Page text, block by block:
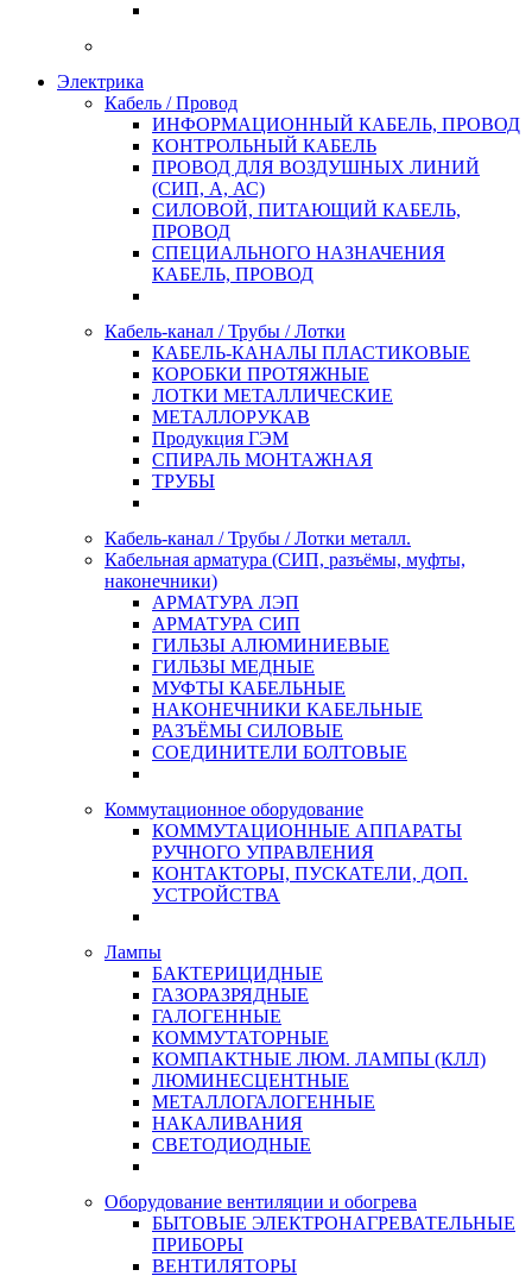
Электрика
Кабель / Провод
ИНФОРМАЦИОННЫЙ КАБЕЛЬ, ПРОВОД
КОНТРОЛЬНЫЙ КАБЕЛЬ
ПРОВОД ДЛЯ ВОЗДУШНЫХ ЛИНИЙ
(СИП, А, АС)
СИЛОВОЙ, ПИТАЮЩИЙ КАБЕЛЬ,
ПРОВОД
СПЕЦИАЛЬНОГО НАЗНАЧЕНИЯ
КАБЕЛЬ, ПРОВОД
Кабель-канал / Трубы / Лотки
КАБЕЛЬ-КАНАЛЫ ПЛАСТИКОВЫЕ
КОРОБКИ ПРОТЯЖНЫЕ
ЛОТКИ МЕТАЛЛИЧЕСКИЕ
МЕТАЛЛОРУКАВ
Продукция ГЭМ
СПИРАЛЬ МОНТАЖНАЯ
ТРУБЫ
Кабель-канал / Трубы / Лотки металл.
Кабельная арматура (СИП, разъёмы, муфты,
наконечники)
АРМАТУРА ЛЭП
АРМАТУРА СИП
ГИЛЬЗЫ АЛЮМИНИЕВЫЕ
ГИЛЬЗЫ МЕДНЫЕ
МУФТЫ КАБЕЛЬНЫЕ
НАКОНЕЧНИКИ КАБЕЛЬНЫЕ
РАЗЪЁМЫ СИЛОВЫЕ
СОЕДИНИТЕЛИ БОЛТОВЫЕ
Коммутационное оборудование
КОММУТАЦИОННЫЕ АППАРАТЫ
РУЧНОГО УПРАВЛЕНИЯ
КОНТАКТОРЫ, ПУСКАТЕЛИ, ДОП.
УСТРОЙСТВА
Лампы
БАКТЕРИЦИДНЫЕ
ГАЗОРАЗРЯДНЫЕ
ГАЛОГЕННЫЕ
КОММУТАТОРНЫЕ
КОМПАКТНЫЕ ЛЮМ. ЛАМПЫ (КЛЛ)
ЛЮМИНЕСЦЕНТНЫЕ
МЕТАЛЛОГАЛОГЕННЫЕ
НАКАЛИВАНИЯ
СВЕТОДИОДНЫЕ
Оборудование вентиляции и обогрева
БЫТОВЫЕ ЭЛЕКТРОНАГРЕВАТЕЛЬНЫЕ
ПРИБОРЫ
ВЕНТИЛЯТОРЫ